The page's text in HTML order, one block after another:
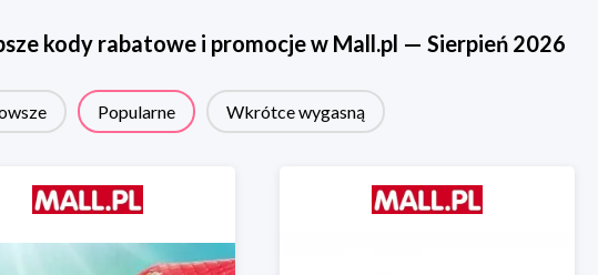
kody rabatowe i promocje w Mall.pl — Sierpień 2026
Popularne Wkrótce wygasną